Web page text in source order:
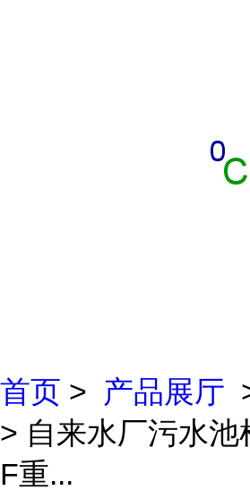
首页 > 产品展厅
> 自来水厂污水池
F重...